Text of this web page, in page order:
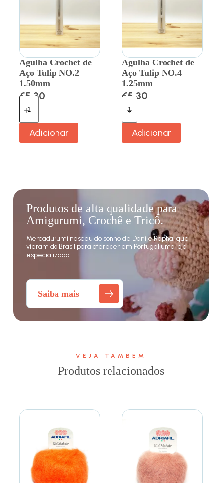
Agulha Crochet de
Aço Tulip NO.2
1.50mm
€5.30
Adicionar
Agulha Crochet de
Aço Tulip NO.4
1.25mm
€5.30
Adicionar
Produtos de alta qualidade para
Amigurumi, Crochê e Tricô.
Mercadurumi nasceu do sonho de Dani e Rapha, que
vieram do Brasil para oferecer em Portugal uma loja
especializada.
Saiba mais
VEJA TAMBÉM
Produtos relacionados